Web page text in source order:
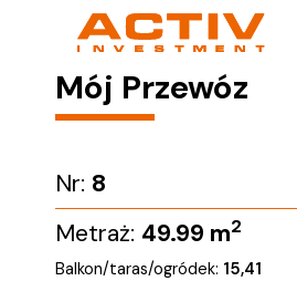
Mój Przewóz
Nr: 8
Metraż: 49.99 m2
Balkon/taras/ogródek: 15,41